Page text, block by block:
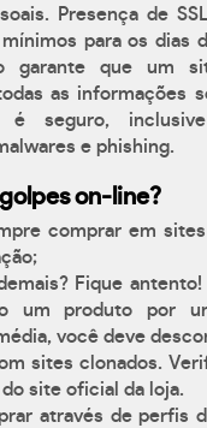
Presença de
para os dias
garante que um
as informações
é seguro,
e phishing.
on-line?
comprar em
Fique
um produto por
você deve
sites clonados.
site oficial da loja.
através de perfis